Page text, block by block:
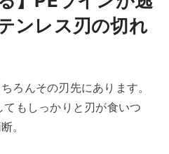
ンレス刃の切れ
ろんその刃先にあります。
もしっかりと刃が食いつ
。